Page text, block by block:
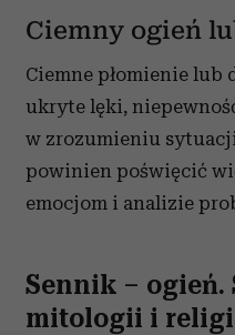
Ciemny ogień
Ciemne płomienie lub
ukryte lęki,
w zrozumieniu
powinien poświęcić
emocjom i analizie
Sennik –
mitologii i